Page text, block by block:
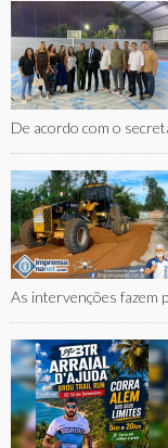
De acordo com o
As intervenções fazem